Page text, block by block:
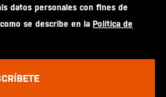
datos personales con fines de
se describe en la Política de